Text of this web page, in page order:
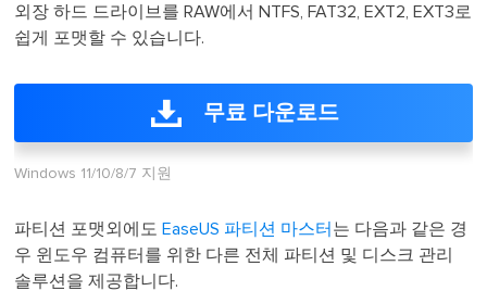
외장 하드 드라이브를 RAW에서 NTFS, FAT32, EXT2, EXT3로
쉽게 포맷할 수 있습니다.
무료 다운로드
Windows 11/10/8/7 지원
파티션 포맷외에도 EaseUS 파티션 마스터 는 다음과 같은 경
우 윈도우 컴퓨터를 위한 다른 전체 파티션 및 디스크 관리
솔루션을 제공합니다.